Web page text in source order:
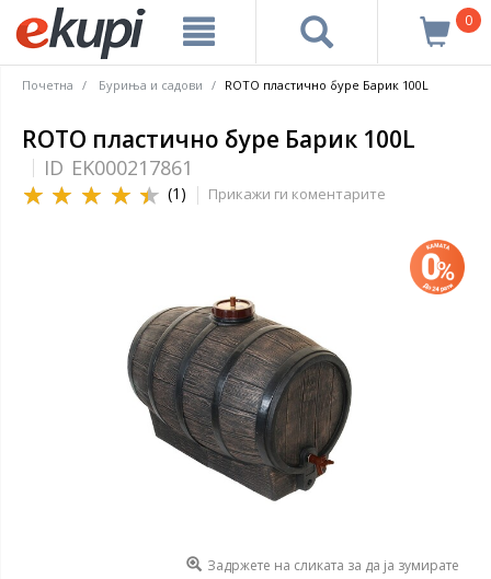
0
Почетна Буриња и садови ROTO пластично буре Барик 100L
ROTO пластично буре Барик 100L
ID EK000217861
(1) Прикажи ги коментарите
Задржете на сликата за да ја зумирате